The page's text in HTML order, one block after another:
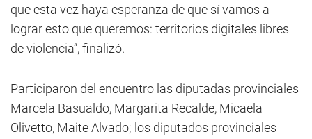
que esta vez haya esperanza de que sí vamos a
lograr esto que queremos: territorios digitales libres
de violencia”, finalizó.
Participaron del encuentro las diputadas provinciales
Marcela Basualdo, Margarita Recalde, Micaela
Olivetto, Maite Alvado; los diputados provinciales